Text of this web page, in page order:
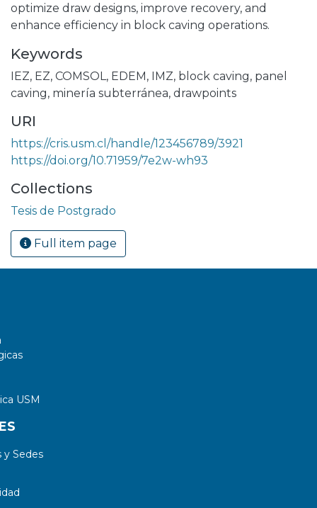
optimize draw designs, improve recovery, and
enhance efficiency in block caving operations.
Keywords
IEZ, EZ, COMSOL, EDEM, IMZ, block caving, panel
caving, minería subterránea, drawpoints
URI
https://cris.usm.cl/handle/123456789/3921
https://doi.org/10.71959/7e2w-wh93
Collections
Tesis de Postgrado
Full item page
USM
Sedes